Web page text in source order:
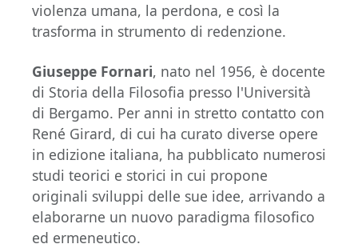
violenza umana, la perdona, e così la
trasforma in strumento di redenzione.
Giuseppe Fornari, nato nel 1956, è docente
di Storia della Filosofia presso l'Università
di Bergamo. Per anni in stretto contatto con
René Girard, di cui ha curato diverse opere
in edizione italiana, ha pubblicato numerosi
studi teorici e storici in cui propone
originali sviluppi delle sue idee, arrivando a
elaborarne un nuovo paradigma filosofico
ed ermeneutico.